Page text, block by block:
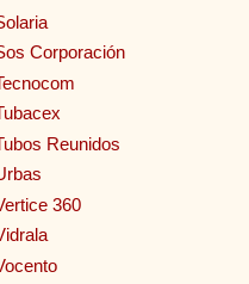
Corporación
Reunidos
360